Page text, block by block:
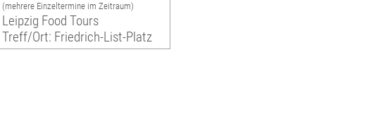
(mehrere Einzeltermine im Zeitraum)
Leipzig Food Tours
Treff/Ort: Friedrich-List-Platz